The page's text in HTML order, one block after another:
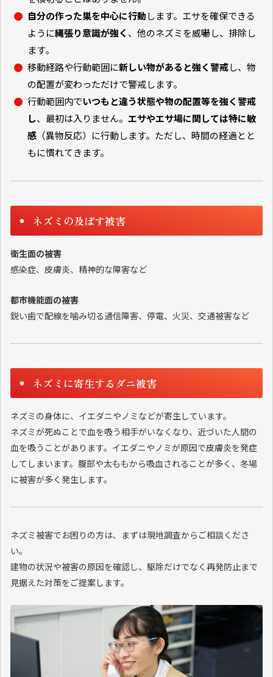
自分の作った巣を中心に行動します。エサを確保できる
ように縄張り意識が強く 、他のネズミを威嚇し、排除し
ます。
移動経路や行動範囲に新しい物があると強く警戒し、物
の配置が変わっただけで警戒します。
行動範囲内でいつもと違う状態や物の配置等を強く警戒
し、最初は入りません。 エサやエサ場に関しては特に敏
感 （異物反応）に行動します。ただし、時間の経過とと
もに慣れてきます。
ネズミの及ぼす被害
衛生面の被害
感染症、皮膚炎、精神的な障害など
都市機能面の被害
鋭い歯で配線を噛み切る通信障害、停電、火災、交通被害など
ネズミに寄生するダニ被害
ネズミの身体に、イエダニやノミなどが寄生しています。
ネズミが死ぬことで血を吸う相手がいなくなり、近づいた人間の
血を吸うことがあります。イエダニやノミが原因で皮膚炎を発症
してしまいます。腹部や太ももから吸血されることが多く、冬場
に被害が多く発生します。
ネズミ被害でお困りの方は、まずは現地調査からご相談くださ
い。
建物の状況や被害の原因を確認し、駆除だけでなく再発防止まで
見据えた対策をご提案します。